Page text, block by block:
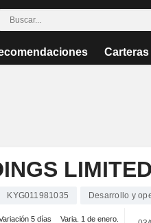
Carteras
LIMITED
KYG011981035 Desarrollo y
5 días Varia. 1 de enero.